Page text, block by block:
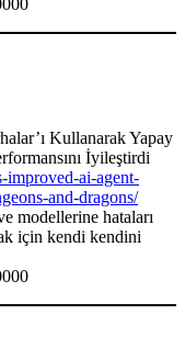
Kullanarak Yapay
İyileştirdi
improved-ai-agent-
and-dragons/
modellerine hataları
için kendi kendini